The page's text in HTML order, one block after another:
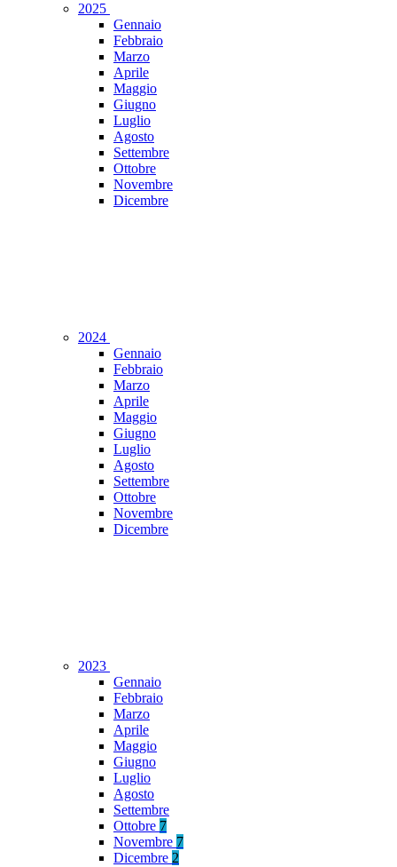
2025
Gennaio
Febbraio
Marzo
Aprile
Maggio
Giugno
Luglio
Agosto
Settembre
Ottobre
Novembre
Dicembre
2024
Gennaio
Febbraio
Marzo
Aprile
Maggio
Giugno
Luglio
Agosto
Settembre
Ottobre
Novembre
Dicembre
2023
Gennaio
Febbraio
Marzo
Aprile
Maggio
Giugno
Luglio
Agosto
Settembre
Ottobre 7
Novembre 7
Dicembre 2